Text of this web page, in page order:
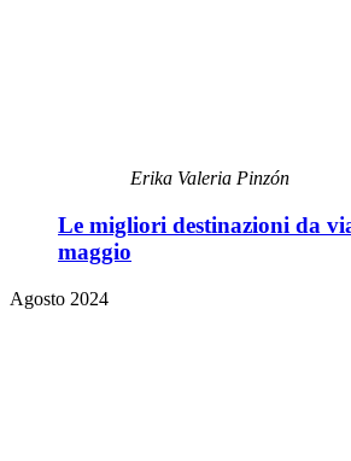
Erika Valeria Pinzón
Le migliori destinazioni da
maggio
Agosto 2024